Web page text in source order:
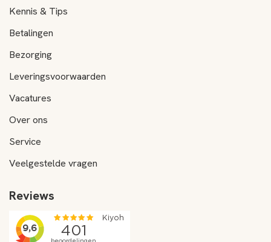
Kennis & Tips
Betalingen
Bezorging
Leveringsvoorwaarden
Vacatures
Over ons
Service
Veelgestelde vragen
Reviews